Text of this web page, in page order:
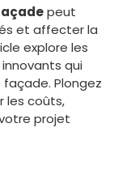
peut
et affecter la
explore les
qui
Plongez
les coûts,
projet